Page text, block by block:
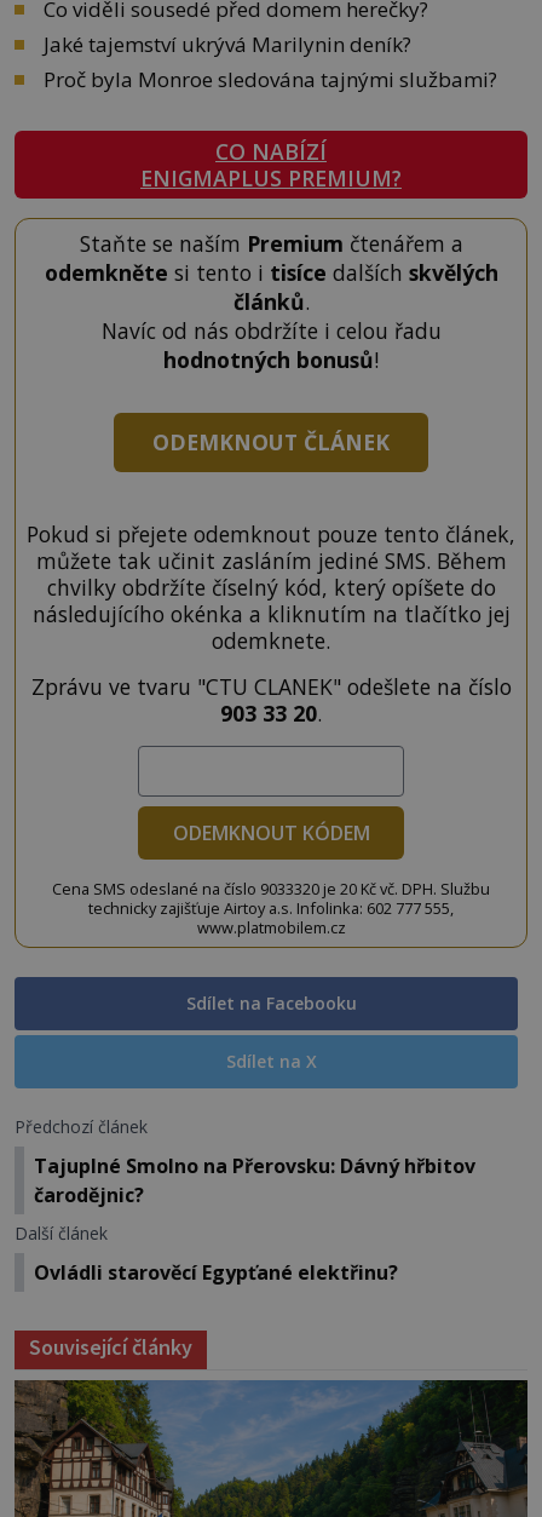
Co viděli sousedé před domem herečky?
Jaké tajemství ukrývá Marilynin deník?
Proč byla Monroe sledována tajnými službami?
CO NABÍZÍ
ENIGMAPLUS PREMIUM?
Staňte se naším Premium čtenářem a
odemkněte si tento i tisíce dalších skvělých
článků.
Navíc od nás obdržíte i celou řadu
hodnotných bonusů!
ODEMKNOUT ČLÁNEK
Pokud si přejete odemknout pouze tento článek,
můžete tak učinit zasláním jediné SMS. Během
chvilky obdržíte číselný kód, který opíšete do
následujícího okénka a kliknutím na tlačítko jej
odemknete.
Zprávu ve tvaru "CTU CLANEK" odešlete na číslo
903 33 20.
ODEMKNOUT KÓDEM
Cena SMS odeslané na číslo 9033320 je 20 Kč vč. DPH. Službu
technicky zajišťuje Airtoy a.s. Infolinka: 602 777 555,
www.platmobilem.cz
Sdílet na Facebooku
Sdílet na X
Předchozí článek
Tajuplné Smolno na Přerovsku: Dávný hřbitov
čarodějnic?
Další článek
Ovládli starověcí Egypťané elektřinu?
Související články